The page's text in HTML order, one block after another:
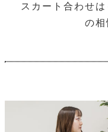
スカート合わせ
の相